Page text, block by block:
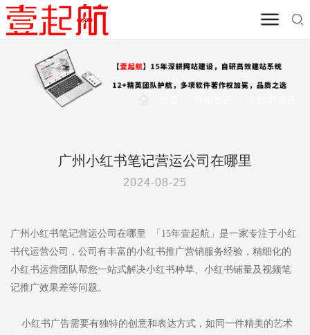
广州小红书笔记营运公司在哪里
2024-08-25
广州小红书笔记营运公司在哪里 「15年壹起航」是一家专注于小红
书代运营公司，公司有丰富的小红书推广营销服务经验，精细化的
小红书运营团队帮您一站式解决小红书种草、小红书铺量及视频笔
记推广效果差等问题。
小红书广告需要有独特的创意和表达方式，如同一件精美的艺术